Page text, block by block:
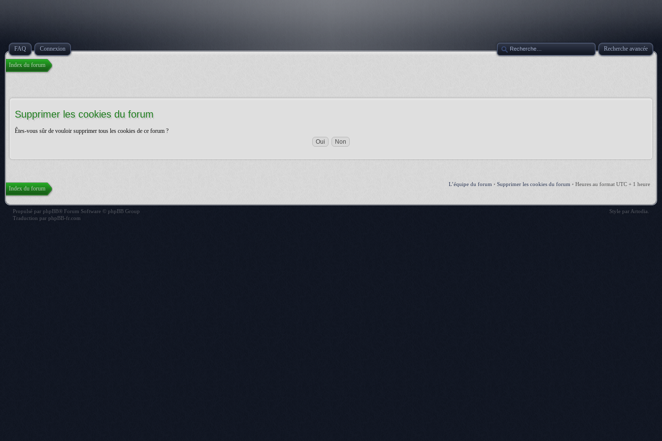
FAQ Connexion Recherche avancée
Index du forum
Supprimer les cookies du forum
Êtes-vous sûr de vouloir supprimer tous les cookies de ce forum ?
L’équipe du forum • Supprimer les cookies du forum • Heures au format UTC + 1 heure
Index du forum
Propulsé par phpBB® Forum Software © phpBB Group
Traduction par phpBB-fr.com
Style par Artodia